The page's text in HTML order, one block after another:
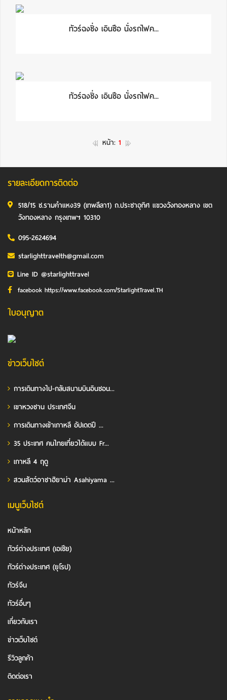
ทัวร์ฉงชิ่ง เอินซือ นั่งรถไฟค...
ทัวร์ฉงชิ่ง เอินซือ นั่งรถไฟค...
หน้า: 1
รายละเอียดการติดต่อ
518/15 ซ.รามคำแหง39 (เทพลีลา1) ถ.ประชาอุทิศ แขวงวังทองหลาง เขต
วังทองหลาง กรุงเทพฯ 10310
095-2624694
starlighttravelth@gmail.com
Line ID @starlighttravel
facebook https://www.facebook.com/StarlightTravel.TH
ใบอนุญาต
ข่าวเว็บไซต์
การเดินทางไป-กลับสนามบินอินชอน...
เขาหวงซาน ประเทศจีน
การเดินทางเข้าเกาหลี อัปเดตปี ...
35 ประเทศ คนไทยเที่ยวได้แบบ Fr...
เกาหลี 4 ฤดู
สวนสัตว์อาซาฮิยาม่า Asahiyama ...
เมนูเว็บไซต์
หน้าหลัก
ทัวร์ต่างประเทศ (เอเชีย)
ทัวร์ต่างประเทศ (ยุโรป)
ทัวร์จีน
ทัวร์อื่นๆ
เกี่ยวกับเรา
ข่าวเว็บไซต์
รีวิวลูกค้า
ติดต่อเรา